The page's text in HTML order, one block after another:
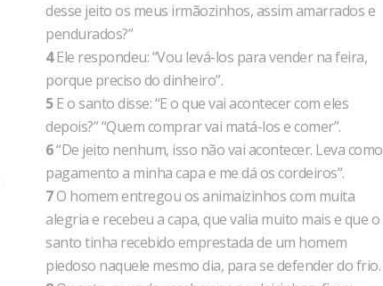
desse jeito os meus irmãozinhos, assim amarrados e
pendurados?”
4Ele respondeu: “Vou levá-los para vender na feira,
porque preciso do dinheiro”.
5E o santo disse: “E o que vai acontecer com eles
depois?” “Quem comprar vai matá-los e comer”.
6“De jeito nenhum, isso não vai acontecer. Leva como
pagamento a minha capa e me dá os cordeiros”.
7O homem entregou os animaizinhos com muita
alegria e recebeu a capa, que valia muito mais e que o
santo tinha recebido emprestada de um homem
piedoso naquele mesmo dia, para se defender do frio.